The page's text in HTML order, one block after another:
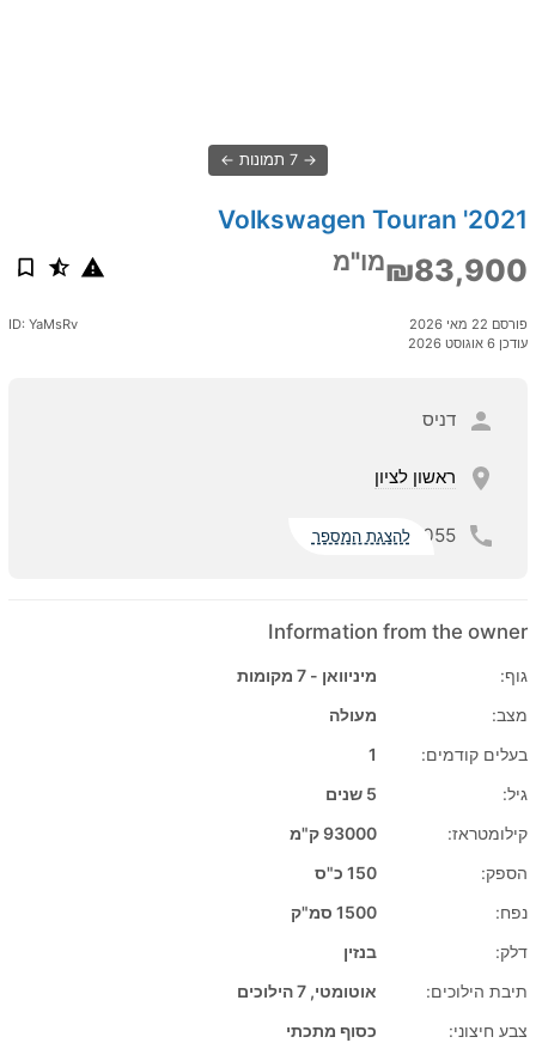
7 תמונות
2021' Volkswagen Touran
₪83,900מו"מ
פורסם 22 מאי 2026
עודכן 6 אוגוסט 2026
ID: YaMsRv
דניס
ראשון לציון
055 להצגת המספר
Information from the owner
גוף:
מיניוואן - 7 מקומות
מצב:
מעולה
בעלים קודמים:
1
גיל:
5 שנים
קילומטראז:
93000 ק"מ
הספק:
150 כ"ס
נפח:
1500 סמ"ק
דלק:
בנזין
תיבת הילוכים:
אוטומטי, 7 הילוכים
צבע חיצוני:
כסוף מתכתי